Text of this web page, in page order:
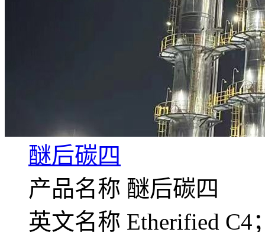
醚后碳四
产品名称 醚后碳四
英文名称 Etherified C4